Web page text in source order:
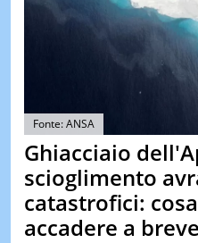
Fonte: ANSA
Ghiacciaio
scioglimento
catastrofici:
accadere a breve